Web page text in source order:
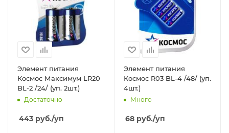
Элемент питания
Космос Максимум LR20
BL-2 /24/ (уп. 2шт.)
Достаточно
443 руб./уп
Элемент питания
Космос R03 BL-4 /48/ (уп.
4шт.)
Много
68 руб./уп